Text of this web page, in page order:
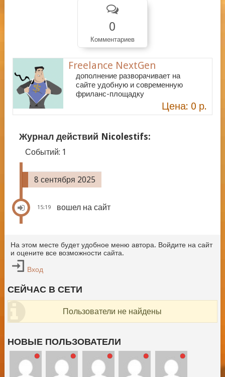
0
Комментариев
Freelance NextGen
дополнение разворачивает на
сайте удобную и современную
фриланс-площадку
Цена: 0 р.
Журнал действий Nicolestifs:
Событий: 1
8 сентября 2025
15:19 вошел на сайт
На этом месте будет удобное меню автора. Войдите на сайт
и оцените все возможности сайта.
Вход
СЕЙЧАС В СЕТИ
Пользователи не найдены
НОВЫЕ ПОЛЬЗОВАТЕЛИ